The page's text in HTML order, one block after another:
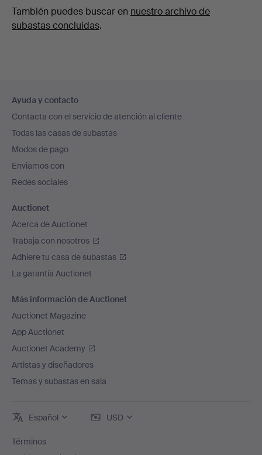
También puedes buscar en nuestro archivo de
subastas concluidas.
en
el
pie
de
página
Ayuda y contacto
Contacta con el servicio de atención al cliente
Todas las casas de subastas
Modos de pago
Enviamos con
Redes sociales
Auctionet
Acerca de Auctionet
Trabaja con nosotros
Adhiere tu casa de subastas
La garantía Auctionet
Más información de Auctionet
Auctionet Magazine
App Auctionet
Auctionet Academy
Artistas y diseñadores
Temas y subastas en sala
Español USD
Términos